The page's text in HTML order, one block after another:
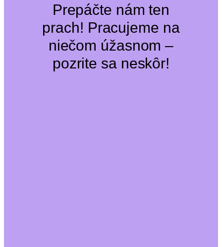
Prepáčte nám ten
prach! Pracujeme na
niečom úžasnom –
pozrite sa neskôr!